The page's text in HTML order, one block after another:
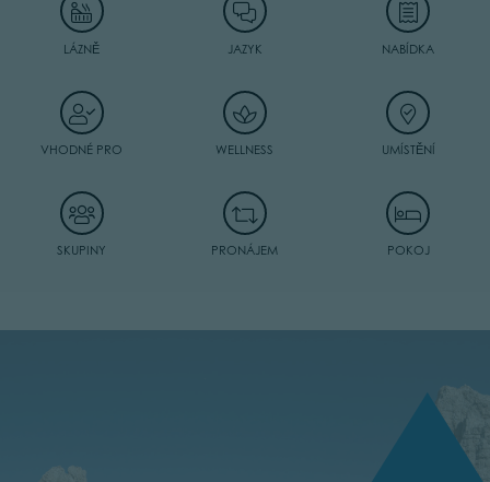
LÁZNĚ JAZYK NABÍDKA
VHODNÉ PRO WELLNESS UMÍSTĚNÍ
SKUPINY PRONÁJEM POKOJ